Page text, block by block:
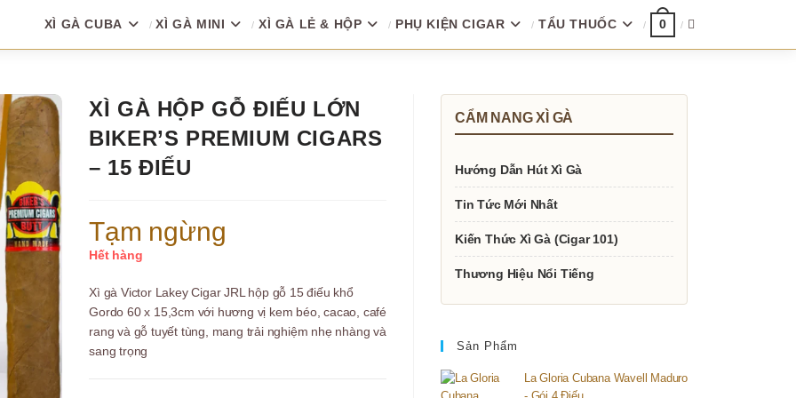
XÌ GÀ CUBA XÌ GÀ MINI XÌ GÀ LẺ & HỘP PHỤ KIỆN CIGAR TẨU THUỐC 0 TOGGLE
XÌ GÀ HỘP GỖ ĐIẾU LỚN
BIKER’S PREMIUM CIGARS
– 15 ĐIẾU
Tạm ngừng
Hết hàng
Xì gà Victor Lakey Cigar JRL hộp gỗ 15 điếu khổ
Gordo 60 x 15,3cm với hương vị kem béo, cacao, café
rang và gỗ tuyết tùng, mang trải nghiệm nhẹ nhàng và
sang trọng
CẨM NANG XÌ GÀ
Hướng Dẫn Hút Xì Gà
Tin Tức Mới Nhất
Kiến Thức Xì Gà (Cigar 101)
Thương Hiệu Nổi Tiếng
Sản Phẩm
La Gloria Cubana Wavell Maduro